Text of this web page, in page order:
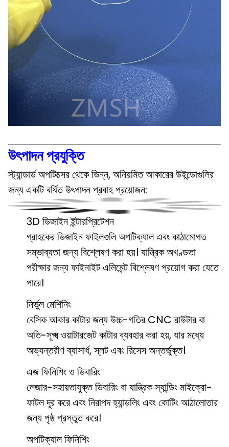
উৎপাদন প্রযুক্তি
স্ট্যান্ডার্ড অপটিক্সের থেকে ভিন্ন, অনিয়মিত আকারের উইন্ডোগুলির
জন্য একটি বর্ধিত উৎপাদন প্রবাহ প্রয়োজন:
3D ডিজাইন ইন্টারপ্রিটেশন
গ্রাহকের ডিজাইন ফাইলগুলি অপটিক্যাল এবং কাঠামোগত
সম্ভাব্যতা জন্য বিশ্লেষণ করা হয়। যান্ত্রিক অখণ্ডতা
পরীক্ষার জন্য ফাইনাইট এলিমেন্ট বিশ্লেষণ প্রয়োগ করা যেতে
পারে।
নির্ভুল মেশিনিং
বেসিক আকার কাটার জন্য উচ্চ-গতির CNC রাউটার বা
অতি-সূক্ষ্ম ওয়াটারজেট কাটার ব্যবহার করা হয়, যার মধ্যে
অভ্যন্তরীণ ব্যাসার্ধ, স্লট এবং রিসেস অন্তর্ভুক্ত।
এজ ফিনিশিং ও ডিবারিং
লেজার-সহায়তাযুক্ত ডিবারিং বা যান্ত্রিক স্যান্ডিং মাইক্রো-
ফাটল দূর করে এবং নিরাপদ হ্যান্ডলিং এবং কোটিং আঠালোতার
জন্য পৃষ্ঠ প্রস্তুত করে।
অপটিক্যাল ফিনিশিং